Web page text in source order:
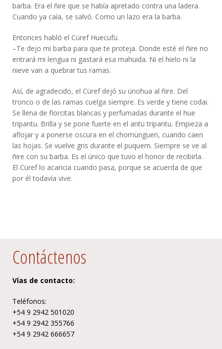
barba. Era el ñire que se había apretado contra una ladera.
Cuando ya caía, se salvó. Como un lazo era la barba.
Entonces habló el Cüref Huecufü.
–Te dejo mi barba para que te proteja. Donde esté el ñire no
entrará mi lengua ni gastará esa mahuida. Ni el hielo ni la
nieve van a quebrar tus ramas.
Así, de agradecido, el Cüref dejó su ünohua al ñire. Del
tronco o de las ramas cuelga siempre. Es verde y tiene codai.
Se llena de florcitas blancas y perfumadas durante el hue
tripantu. Brilla y se pone fuerte en el antü tripantu. Empieza a
aflojar y a ponerse oscura en el chomünguen, cuando caen
las hojas. Se vuelve gris durante el puquem. Siempre se ve al
ñire con su barba. Es el único que tuvo el honor de recibirla.
El Cüref lo acaricia cuando pasa, porque se acuerda de que
por él todavía vive.
Contáctenos
Vías de contacto:
Teléfonos:
+54 9 2942 501020
+54 9 2942 355766
+54 9 2942 666657